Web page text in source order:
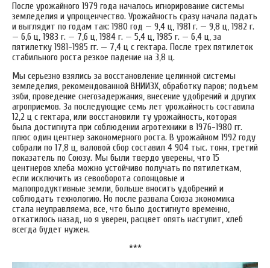
После урожайного 1979 года началось игнорирование системы
земледелия и упрощенчество. Урожайность сразу начала падать
и выглядит по годам так: 1980 год — 9,4 ц, 1981 г. — 9,8 ц, 1982 г.
— 6,6 ц, 1983 г. — 7,6 ц, 1984 г. — 5,4 ц, 1985 г. — 6,4 ц, за
пятилетку 1981-1985 гг. — 7,4 ц с гектара. После трех пятилеток
стабильного роста резкое падение на 3,8 ц.
Мы серьезно взялись за восстановление целинной системы
земледелия, рекомендованной ВНИИЗХ, обработку паров; подъем
зяби, проведение снегозадержания, внесение удобрений и других
агроприемов. За последующие семь лет урожайность составила
12,2 ц с гектара, или восстановили ту урожайность, которая
была достигнута при соблюдении агротехники в 1976-1980 гг.
плюс один центнер закономерного роста. В урожайном 1992 году
собрали по 17,8 ц, валовой сбор составил 4 904 тыс. тонн, третий
показатель по Союзу. Мы были твердо уверены, что 15
центнеров хлеба можно устойчиво получать по пятилеткам,
если исключить из севооборота солонцовые и
малопродуктивные земли, больше вносить удобрений и
соблюдать технологию. Но после развала Союза экономика
стала неуправляема, все, что было достигнуто временно,
откатилось назад, но я уверен, расцвет опять наступит, хлеб
всегда будет нужен.
***